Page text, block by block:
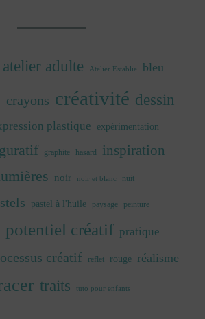
atelier adulte Atelier Establie bleu
crayons créativité dessin
plastique expérimentation
graphite hasard inspiration
noir noir et blanc nuit
pastel à l'huile paysage peinture
potentiel créatif pratique
créatif reflet rouge réalisme
traits tuto pour enfants